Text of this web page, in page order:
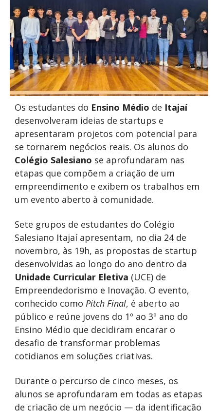
Os estudantes do Ensino Médio de Itajaí
desenvolveram ideias de startups e
apresentaram projetos com potencial para
se tornarem negócios reais. Os alunos do
Colégio Salesiano se aprofundaram nas
etapas que compõem a criação de um
empreendimento e exibem os trabalhos em
um evento aberto à comunidade.
Sete grupos de estudantes do Colégio
Salesiano Itajaí apresentam, no dia 24 de
novembro, às 19h, as propostas de startup
desenvolvidas ao longo do ano dentro da
Unidade Curricular Eletiva (UCE) de
Empreendedorismo e Inovação. O evento,
conhecido como Pitch Final, é aberto ao
público e reúne jovens do 1º ao 3º ano do
Ensino Médio que decidiram encarar o
desafio de transformar problemas
cotidianos em soluções criativas.
Durante o percurso de cinco meses, os
alunos se aprofundaram em todas as etapas
de criação de um negócio — da identificação